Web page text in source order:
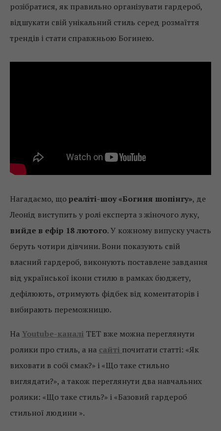
розібратися, як правильно організувати гардероб,
відшукати свій унікальний стиль серед розмаїття
трендів і стати справжньою Богинею.
Нагадаємо, щореаліті-шоу «Богиня шопінгу», де
Леонід виступить у ролі експерта з жіночого луку,
вийде в ефір 18 лютого. У кожному випуску участь
беруть чотири дівчини. Вони показують свій
власний гардероб, виконують поставлене завдання
від української ікони стилю в рамках бюджету,
дефілюють, отримують фідбек від коментаторів і
вибирають переможницю.
На Youtube-каналі ТЕТ вже можна переглянути
ролики про стиль, а на сайті почитати статті: «Як
виховати в собі смак?» і «Що таке стильно
виглядати?», а також переглянути два навчальних
ролики: «Що таке стиль?» і «Базовий гардероб
стильної людини ».